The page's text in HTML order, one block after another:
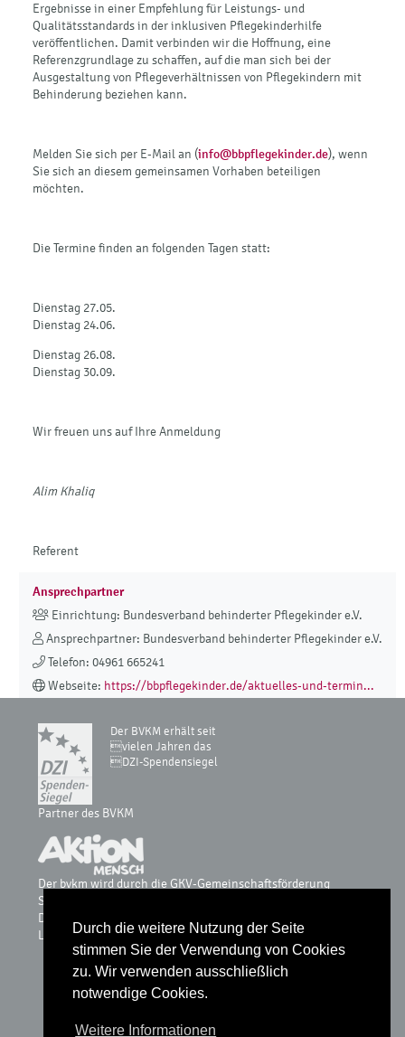
Durch die weitere Nutzung der Seite
stimmen Sie der Verwendung von Cookies
zu. Wir verwenden ausschließlich
notwendige Cookies.
Weitere Informationen
Ergebnisse in einer Empfehlung für Leistungs- und
Qualitätsstandards in der inklusiven Pflegekinderhilfe
veröffentlichen. Damit verbinden wir die Hoffnung, eine
Referenzgrundlage zu schaffen, auf die man sich bei der
Ausgestaltung von Pflegeverhältnissen von Pflegekindern mit
Behinderung beziehen kann.
Melden Sie sich per E-Mail an (info@bbpflegekinder.de), wenn
Sie sich an diesem gemeinsamen Vorhaben beteiligen
möchten.
Die Termine finden an folgenden Tagen statt:
Dienstag 27.05.
Dienstag 24.06.
Dienstag 26.08.
Dienstag 30.09.
Wir freuen uns auf Ihre Anmeldung
Alim Khaliq
Referent
Ansprechpartner
Einrichtung: Bundesverband behinderter Pflegekinder e.V.
Ansprechpartner: Bundesverband behinderter Pflegekinder e.V.
Telefon: 04961 665241
Webseite: https://bbpflegekinder.de/aktuelles-und-termin...
Der BVKM erhält seit
vielen Jahren das
DZI-Spendensiegel
Partner des BVKM
Der bvkm wird durch die GKV-Gemeinschaftsförderung
Selbsthilfe auf Bundesebene, vdek, AOK-Bundesverband, BKK
Dachverband, IKK, Knappschaft & Sozialversicherung für
Landwirtschaft, Forsten und Gartenbau gefördert.